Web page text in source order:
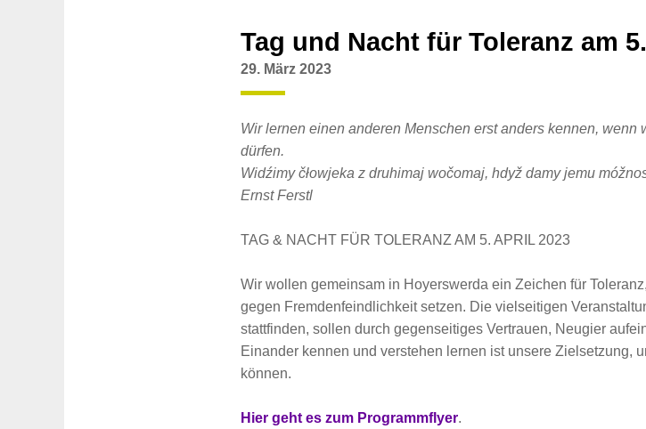
Suche
Tag und Nacht für Toleranz am
29. März 2023
Wir lernen einen anderen Menschen erst anders kennen,
dürfen.
Widźimy čłowjeka z druhimaj wočomaj, hdyž damy jemu
Ernst Ferstl
TAG & NACHT FÜR TOLERANZ AM 5. APRIL 2023
Wir wollen gemeinsam in Hoyerswerda ein Zeichen für
gegen Fremdenfeindlichkeit setzen. Die vielseitigen
stattfinden, sollen durch gegenseitiges Vertrauen, Neugier
Einander kennen und verstehen lernen ist unsere Zielsetzung,
können.
Hier geht es zum Programmflyer.